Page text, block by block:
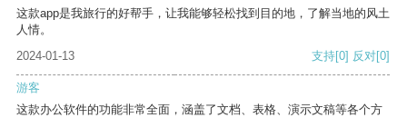
这款app是我旅行的好帮手，让我能够轻松找到目的地，了解当地的风土
人情。
2024-01-13
支持[0] 反对[0]
游客
这款办公软件的功能非常全面，涵盖了文档、表格、演示文稿等各个方